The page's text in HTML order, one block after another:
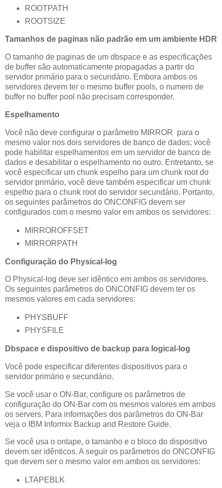
ROOTPATH
ROOTSIZE
Tamanhos de paginas não padrão em um ambiente HDR
O tamanho de paginas de um dbspace e as especificações
de buffer são automaticamente propagadas a partir do
servidor primário para o secundário. Embora ambos os
servidores devem ter o mesmo buffer pools, o numero de
buffer no buffer pool não precisam corresponder.
Espelhamento
Você não deve configurar o parâmetro MIRROR para o
mesmo valor nos dois servidores de banco de dados; você
pode habilitar espelhamentos em um servidor de banco de
dados e desabilitar o espelhamento no outro. Entretanto, se
você especificar um chunk espelho para um chunk root do
servidor primário, você deve também especificar um chunk
espelho para o chunk root do servidor secundário. Portanto,
os seguintes parâmetros do ONCONFIG devem ser
configurados com o mesmo valor em ambos os servidores:
MIRROROFFSET
MIRRORPATH
Configuração do Physical-log
O Physical-log deve ser idêntico em ambos os servidores.
Os seguintes parâmetros do ONCONFIG devem ter os
mesmos valores em cada servidores:
PHYSBUFF
PHYSFILE
Dbspace e dispositivo de backup para logical-log
Você pode especificar diferentes dispositivos para o
servidor primário e secundário.
Se você usar o ON-Bar, configure os parâmetros de
configuração do ON-Bar com os mesmos valores em ambos
os servers. Para informações dos parâmetros do ON-Bar
veja o IBM Informix Backup and Restore Guide.
Se você usa o ontape, o tamanho e o bloco do dispositivo
devem ser idênticos. A seguir os parâmetros do ONCONFIG
que devem ser o mesmo valor em ambos os servidores:
LTAPEBLK